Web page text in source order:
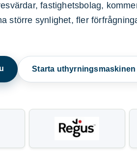
fastighetsbolag,
större synlighet, fler
Starta